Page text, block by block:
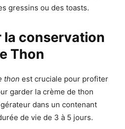
gressins ou des toasts.
la conservation
Thon
thon est cruciale pour profiter
garder la crème de thon
dans un contenant
de vie de 3 à 5 jours.